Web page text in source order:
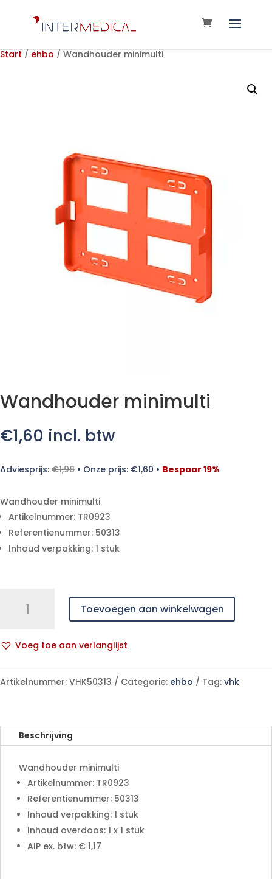
Start / ehbo / Wandhouder minimulti
Wandhouder minimulti
€1,60 incl. btw
Adviesprijs: €1,98 • Onze prijs: €1,60 • Bespaar 19%
Wandhouder minimulti
Artikelnummer: TR0923
Referentienummer: 50313
Inhoud verpakking: 1 stuk
minimulti
Toevoegen aan winkelwagen
Voeg toe aan verlanglijst
l
t
n
a
Artikelnummer: VHK50313 Categorie: ehbo Tag: vhk
Beschrijving
Wandhouder minimulti
Artikelnummer: TR0923
Referentienummer: 50313
Inhoud verpakking: 1 stuk
Inhoud overdoos: 1 x 1 stuk
AIP ex. btw: € 1,17